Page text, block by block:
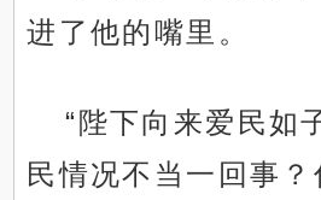
进了他的嘴里。
“陛下向来爱民如
民情况不当一回事